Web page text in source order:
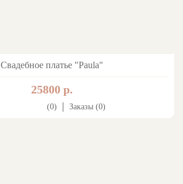
Свадебное платье "Paula"
25800 р.
(0) Заказы (0)